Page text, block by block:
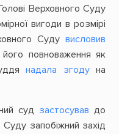
Верховного Суду
вигоди в розмірі
Судувисловив
повноваження як
надала згодуна
суд застосував до
запобіжний захід